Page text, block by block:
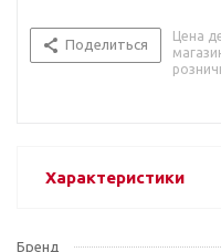
Поделиться
Цена
Характеристики
Бренд